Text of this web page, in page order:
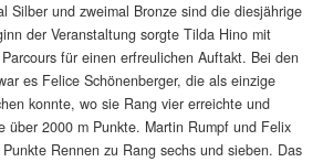
Silber und zweimal Bronze sind die diesjährige
der Veranstaltung sorgte Tilda Hino mit
für einen erfreulichen Auftakt. Bei den
es Felice Schönenberger, die als einzige
konnte, wo sie Rang vier erreichte und
über 2000 m Punkte. Martin Rumpf und Felix
Rennen zu Rang sechs und sieben. Das